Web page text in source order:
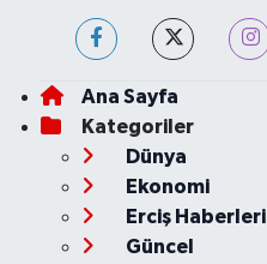
Ana Sayfa
Kategoriler
Dünya
Ekonomi
Erciş Haberleri
Güncel